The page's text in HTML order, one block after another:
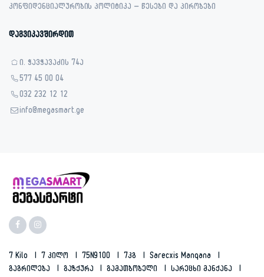
კონფიდენციალურობის პოლიტიკა – წესები და პირობები
დაგვიკავშირდით
ი. ჭავჭავაძის 74ა
577 45 00 04
032 232 12 12
info@megasmart.ge
7 Kilo 7 Კილო 75N9100 7კგ
Sarecxis Manqana
Გაგრილება
Გაზქურა Გამათბობელი
Სარეცხი Მანქანა